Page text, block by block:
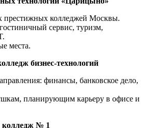
престижных колледжей Москвы.
сервис, туризм,
места.
бизнес-технологий
финансы, банковское дело,
планирующим карьеру в офисе и
колледж № 1